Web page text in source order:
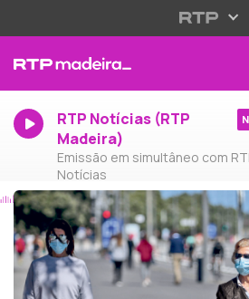
RTP Notícias (RTP
Madeira)
Emissão em simultâneo com
Notícias